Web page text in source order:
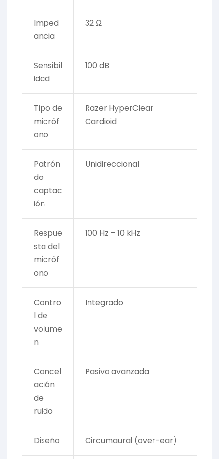
Imped
ancia
32 Ω
Sensibil
idad
100 dB
Tipo de
micróf
ono
Razer HyperClear
Cardioid
Patrón
de
captac
ión
Unidireccional
Respue
sta del
micróf
ono
100 Hz – 10 kHz
Contro
l de
volume
n
Integrado
Cancel
ación
de
ruido
Pasiva avanzada
Diseño Circumaural (over-ear)